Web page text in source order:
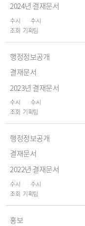
2024년 결재문서
수시
수시
기획팀
행정정보공개
결재문서
2023년 결재문서
수시
수시
기획팀
행정정보공개
결재문서
2022년 결재문서
수시
수시
기획팀
홍보